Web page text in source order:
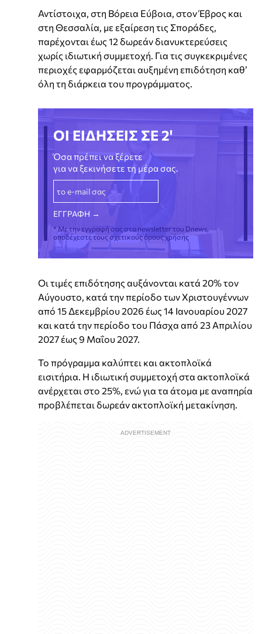
Αντίστοιχα, στη Βόρεια Εύβοια, στον Έβρος και
στη Θεσσαλία, με εξαίρεση τις Σποράδες,
παρέχονται έως 12 δωρεάν διανυκτερεύσεις
χωρίς ιδιωτική συμμετοχή. Για τις συγκεκριμένες
περιοχές εφαρμόζεται αυξημένη επιδότηση καθ’
όλη τη διάρκεια του προγράμματος.
ΟΙ ΕΙΔΗΣΕΙΣ ΣΕ 2'
Όσα πρέπει να ξέρετε
για να ξεκινήσετε τη μέρα σας.
* Με την εγγραφή σας στο newsletter του Dnews,
αποδέχεστε τους σχετικούς όρους χρήσης
Οι τιμές επιδότησης αυξάνονται κατά 20% τον
Αύγουστο, κατά την περίοδο των Χριστουγέννων
από 15 Δεκεμβρίου 2026 έως 14 Ιανουαρίου 2027
και κατά την περίοδο του Πάσχα από 23 Απριλίου
2027 έως 9 Μαΐου 2027.
Το πρόγραμμα καλύπτει και ακτοπλοϊκά
εισιτήρια. Η ιδιωτική συμμετοχή στα ακτοπλοϊκά
ανέρχεται στο 25%, ενώ για τα άτομα με αναπηρία
προβλέπεται δωρεάν ακτοπλοϊκή μετακίνηση.